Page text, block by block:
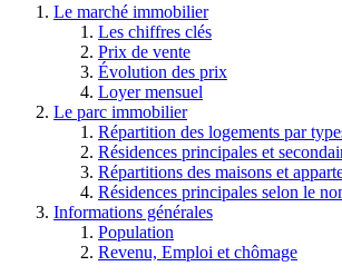
Le marché immobilier
Les chiffres clés
Prix de vente
Évolution des prix
Loyer mensuel
Le parc immobilier
Répartition des logements par
Résidences principales et
Répartitions des maisons et
Résidences principales selon le
Informations générales
Population
Revenu, Emploi et chômage